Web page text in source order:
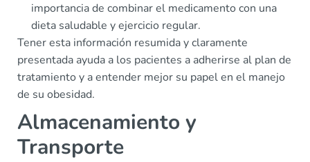
importancia de combinar el medicamento con una
dieta saludable y ejercicio regular.
Tener esta información resumida y claramente
presentada ayuda a los pacientes a adherirse al plan de
tratamiento y a entender mejor su papel en el manejo
de su obesidad.
Almacenamiento y
Transporte